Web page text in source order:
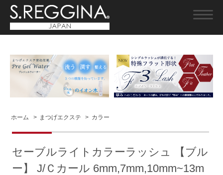
ホーム > まつげエクステ > カラー
セーブルライトカラーラッシュ 【ブル
ー】 J/Ｃカール 6mm,7mm,10mm~13m